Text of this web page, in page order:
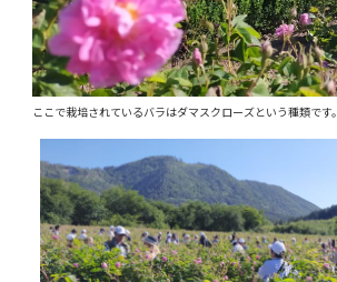
ここで栽培されているバラはダマスクローズという種類です。